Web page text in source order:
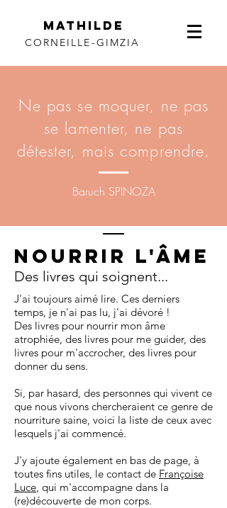
Mathilde
CORNEILLE-GIMZIA
Ne pas se moquer, ne pas
se lamenter, ne pas
détester, mais comprendre.
Baruch SPINOZA
Nourrir l'âme
Des livres qui soignent...
J'ai toujours aimé lire. Ces derniers
temps, je n'ai pas lu, j'ai dévoré !
Des livres pour nourrir mon âme
atrophiée, des livres pour me guider, des
livres pour m'accrocher, des livres pour
donner du sens.
Si, par hasard, des personnes qui vivent ce
que nous vivons chercheraient ce genre de
nourriture saine, voici la liste de ceux avec
lesquels j'ai commencé.
J'y ajoute également en bas de page, à
toutes fins utiles, le contact de Françoise
Luce, qui m'accompagne dans la
(re)découverte de mon corps.